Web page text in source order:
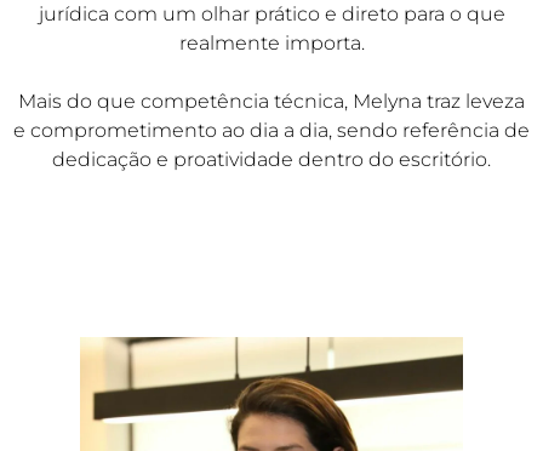
jurídica com um olhar prático e direto para o que
realmente importa.
Mais do que competência técnica, Melyna traz leveza
e comprometimento ao dia a dia, sendo referência de
dedicação e proatividade dentro do escritório.